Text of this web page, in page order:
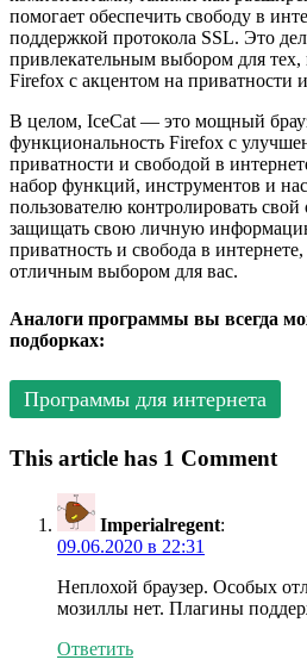
помогает обеспечить свободу в
поддержкой протокола SSL. Это
привлекательным выбором для тех,
Firefox с акцентом на приватности
В целом, IceCat — это мощный
функциональность Firefox с
приватности и свободой в
набор функций, инструментов и
пользователю контролировать
защищать свою личную
приватность и свобода в
отличным выбором для вас.
Аналоги программы вы всегда
подборках:
Программы для интернета
This article has 1 Comment
Imperialregent:
09.06.2020 в 22:31
Неплохой браузер. Особых
мозиллы нет. Плагины
Ответить